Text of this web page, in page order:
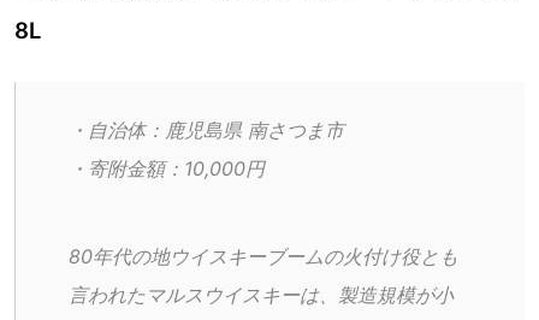
8L
・自治体：鹿児島県 南さつま市
・寄附金額：10,000円
80年代の地ウイスキーブームの火付け役とも
言われたマルスウイスキーは、製造規模が小